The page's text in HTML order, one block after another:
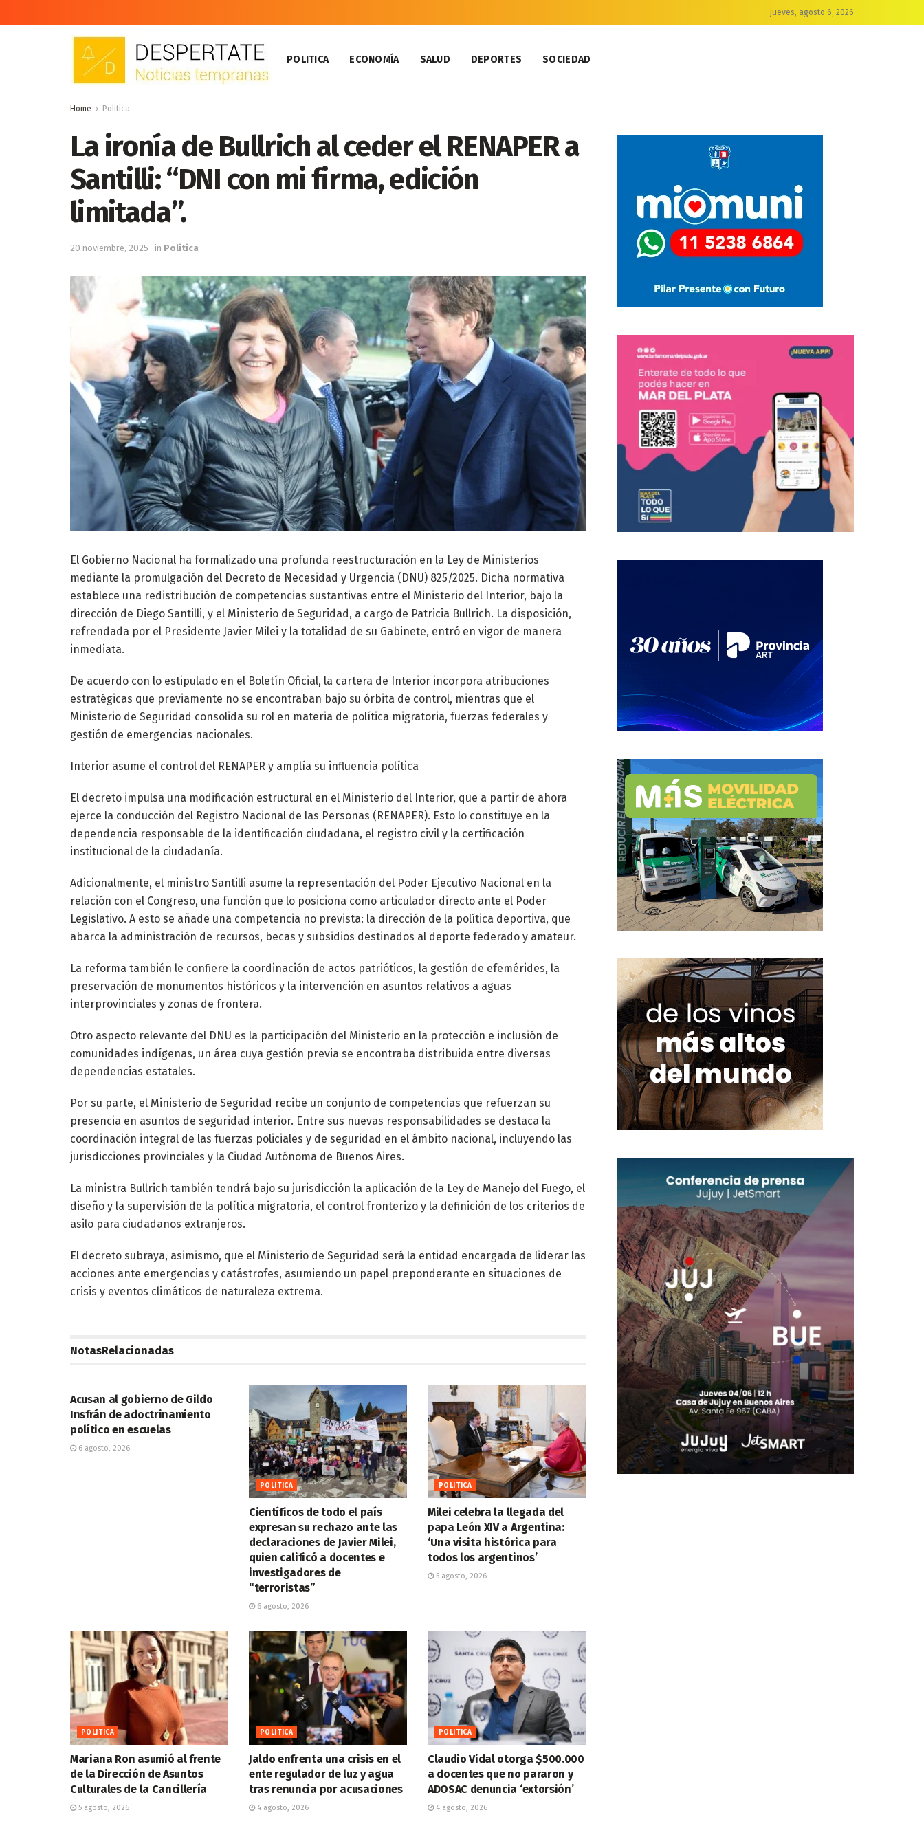
jueves, agosto 6, 2026
POLITICA ECONOMÍA SALUD DEPORTES SOCIEDAD
Home Politica
La ironía de Bullrich al ceder el RENAPER a
Santilli: “DNI con mi firma, edición
limitada”.
20 noviembre, 2025 in Politica
El Gobierno Nacional ha formalizado una profunda reestructuración en la Ley de Ministerios
mediante la promulgación del Decreto de Necesidad y Urgencia (DNU) 825/2025. Dicha normativa
establece una redistribución de competencias sustantivas entre el Ministerio del Interior, bajo la
dirección de Diego Santilli, y el Ministerio de Seguridad, a cargo de Patricia Bullrich. La disposición,
refrendada por el Presidente Javier Milei y la totalidad de su Gabinete, entró en vigor de manera
inmediata.
De acuerdo con lo estipulado en el Boletín Oficial, la cartera de Interior incorpora atribuciones
estratégicas que previamente no se encontraban bajo su órbita de control, mientras que el
Ministerio de Seguridad consolida su rol en materia de política migratoria, fuerzas federales y
gestión de emergencias nacionales.
Interior asume el control del RENAPER y amplía su influencia política
El decreto impulsa una modificación estructural en el Ministerio del Interior, que a partir de ahora
ejerce la conducción del Registro Nacional de las Personas (RENAPER). Esto lo constituye en la
dependencia responsable de la identificación ciudadana, el registro civil y la certificación
institucional de la ciudadanía.
Adicionalmente, el ministro Santilli asume la representación del Poder Ejecutivo Nacional en la
relación con el Congreso, una función que lo posiciona como articulador directo ante el Poder
Legislativo. A esto se añade una competencia no prevista: la dirección de la política deportiva, que
abarca la administración de recursos, becas y subsidios destinados al deporte federado y amateur.
La reforma también le confiere la coordinación de actos patrióticos, la gestión de efemérides, la
preservación de monumentos históricos y la intervención en asuntos relativos a aguas
interprovinciales y zonas de frontera.
Otro aspecto relevante del DNU es la participación del Ministerio en la protección e inclusión de
comunidades indígenas, un área cuya gestión previa se encontraba distribuida entre diversas
dependencias estatales.
Por su parte, el Ministerio de Seguridad recibe un conjunto de competencias que refuerzan su
presencia en asuntos de seguridad interior. Entre sus nuevas responsabilidades se destaca la
coordinación integral de las fuerzas policiales y de seguridad en el ámbito nacional, incluyendo las
jurisdicciones provinciales y la Ciudad Autónoma de Buenos Aires.
La ministra Bullrich también tendrá bajo su jurisdicción la aplicación de la Ley de Manejo del Fuego, el
diseño y la supervisión de la política migratoria, el control fronterizo y la definición de los criterios de
asilo para ciudadanos extranjeros.
El decreto subraya, asimismo, que el Ministerio de Seguridad será la entidad encargada de liderar las
acciones ante emergencias y catástrofes, asumiendo un papel preponderante en situaciones de
crisis y eventos climáticos de naturaleza extrema.
NotasRelacionadas
Acusan al gobierno de Gildo
Insfrán de adoctrinamiento
político en escuelas
6 agosto, 2026
POLITICA
Científicos de todo el país
expresan su rechazo ante las
declaraciones de Javier Milei,
quien calificó a docentes e
investigadores de
“terroristas”
6 agosto, 2026
POLITICA
Milei celebra la llegada del
papa León XIV a Argentina:
‘Una visita histórica para
todos los argentinos’
5 agosto, 2026
POLITICA
Mariana Ron asumió al frente
de la Dirección de Asuntos
Culturales de la Cancillería
5 agosto, 2026
POLITICA
Jaldo enfrenta una crisis en el
ente regulador de luz y agua
tras renuncia por acusaciones
4 agosto, 2026
POLITICA
Claudio Vidal otorga $500.000
a docentes que no pararon y
ADOSAC denuncia ‘extorsión’
4 agosto, 2026